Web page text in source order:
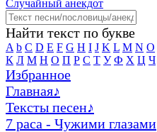
Случайный анекдот
Найти текст по букве
A b C D E F G H I J K L M N O
К Л М Н О П Р С Т У Ф Х Ц Ч
Избранное
Главная♪
Тексты песен♪
7 раса - Чужими глазами